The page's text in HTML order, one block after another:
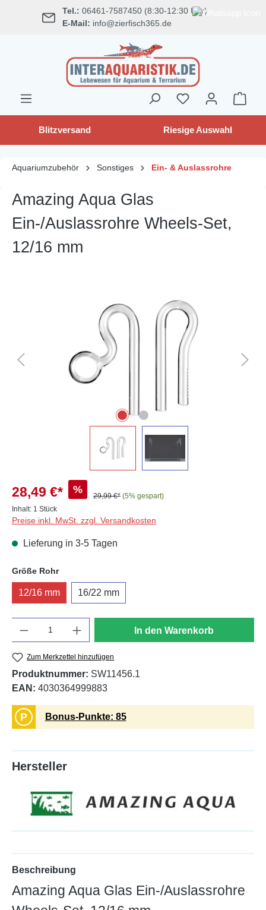
springen Tel.: 06461-7587450 (8:30-12:30 Uhr)
E-Mail: info@zierfisch365.de
Blitzversand Riesige Auswahl
Aquariumzubehör Sonstiges Ein- & Auslassrohre
Amazing Aqua Glas
Ein-/Auslassrohre Wheels-Set,
12/16 mm
28,49 €* %
29,99 €* (5% gespart)
Inhalt: 1 Stück
Preise inkl. MwSt. zzgl. Versandkosten
Lieferung in 3-5 Tagen
Größe Rohrauswählen
12/16 mm 16/22 mm
In den Warenkorb
Zum Merkzettel hinzufügen
Produktnummer: SW11456.1
EAN: 4030364999883
P Bonus-Punkte: 85
Hersteller
Beschreibung
Amazing Aqua Glas Ein-/Auslassrohre